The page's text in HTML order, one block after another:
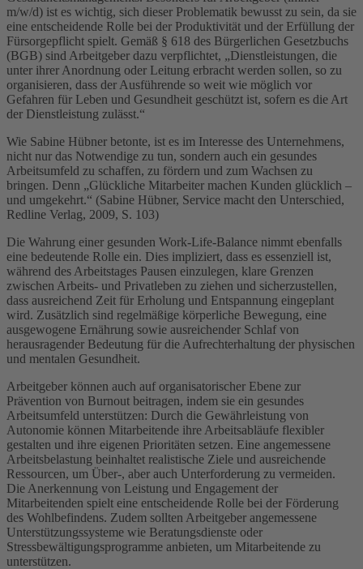
m/w/d) ist es wichtig, sich dieser Problematik bewusst zu sein, da sie
eine entscheidende Rolle bei der Produktivität und der Erfüllung der
Fürsorgepflicht spielt. Gemäß § 618 des Bürgerlichen Gesetzbuchs
(BGB) sind Arbeitgeber dazu verpflichtet, „Dienstleistungen, die
unter ihrer Anordnung oder Leitung erbracht werden sollen, so zu
organisieren, dass der Ausführende so weit wie möglich vor
Gefahren für Leben und Gesundheit geschützt ist, sofern es die Art
der Dienstleistung zulässt.“
Wie Sabine Hübner betonte, ist es im Interesse des Unternehmens,
nicht nur das Notwendige zu tun, sondern auch ein gesundes
Arbeitsumfeld zu schaffen, zu fördern und zum Wachsen zu
bringen. Denn „Glückliche Mitarbeiter machen Kunden glücklich –
und umgekehrt.“ (Sabine Hübner, Service macht den Unterschied,
Redline Verlag, 2009, S. 103)
Die Wahrung einer gesunden Work-Life-Balance nimmt ebenfalls
eine bedeutende Rolle ein. Dies impliziert, dass es essenziell ist,
während des Arbeitstages Pausen einzulegen, klare Grenzen
zwischen Arbeits- und Privatleben zu ziehen und sicherzustellen,
dass ausreichend Zeit für Erholung und Entspannung eingeplant
wird. Zusätzlich sind regelmäßige körperliche Bewegung, eine
ausgewogene Ernährung sowie ausreichender Schlaf von
herausragender Bedeutung für die Aufrechterhaltung der physischen
und mentalen Gesundheit.
Arbeitgeber können auch auf organisatorischer Ebene zur
Prävention von Burnout beitragen, indem sie ein gesundes
Arbeitsumfeld unterstützen: Durch die Gewährleistung von
Autonomie können Mitarbeitende ihre Arbeitsabläufe flexibler
gestalten und ihre eigenen Prioritäten setzen. Eine angemessene
Arbeitsbelastung beinhaltet realistische Ziele und ausreichende
Ressourcen, um Über-, aber auch Unterforderung zu vermeiden.
Die Anerkennung von Leistung und Engagement der
Mitarbeitenden spielt eine entscheidende Rolle bei der Förderung
des Wohlbefindens. Zudem sollten Arbeitgeber angemessene
Unterstützungssysteme wie Beratungsdienste oder
Stressbewältigungsprogramme anbieten, um Mitarbeitende zu
unterstützen.